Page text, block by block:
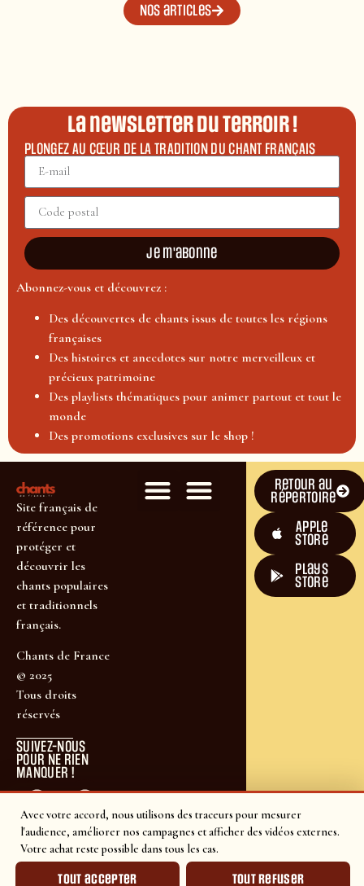
Avec votre accord, nous utilisons des traceurs pour mesurer
l'audience, améliorer nos campagnes et afficher des vidéos externes.
Votre achat reste possible dans tous les cas.
Tout accepter Tout refuser
Nos articles
La newsletter du terroir !
PLONGEZ AU CŒUR DE LA TRADITION DU CHANT FRANÇAIS
Je m'abonne
Abonnez-vous et découvrez :
Des découvertes de chants issus de toutes les régions
françaises
Des histoires et anecdotes sur notre merveilleux et
précieux patrimoine
Des playlists thématiques pour animer partout et tout le
monde
Des promotions exclusives sur le shop !
Site français de
référence pour
protéger et
découvrir les
chants populaires
et traditionnels
français.
Chants de France
© 2025
Tous droits
réservés
SUIVEZ-NOUS
POUR NE RIEN
MANQUER !
Retour au
répertoire
Apple
Store
plays
store